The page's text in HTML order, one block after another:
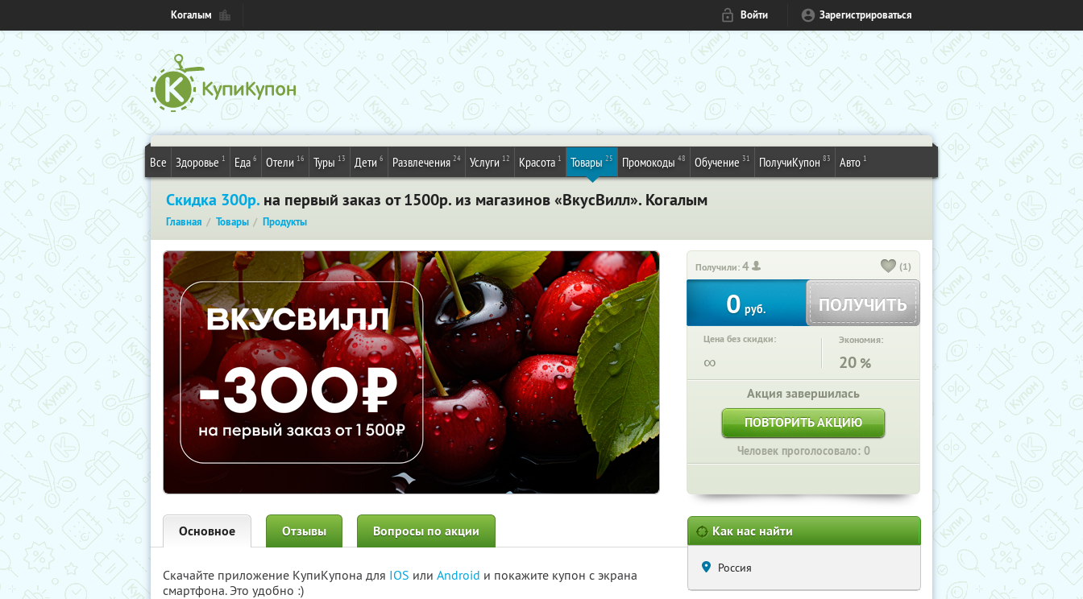
Когалым Войти Зарегистрироваться
Все Здоровье 1 Еда 6 Отели 16 Туры 13 Дети 6 Развлечения 24 Услуги 12 Красота 1 Товары 25 Промокоды 48 Обучение 31 ПолучиКупон 83 Авто 1
Скидка 300р. на первый заказ от 1500р. из магазинов «ВкусВилл». Когалым
Главная Товары Продукты
Получили:4 (1)
0 руб. ПОЛУЧИТЬ
Цена без скидки:
∞
Экономия:
20 %
Акция завершилась
ПОВТОРИТЬ АКЦИЮ
Человек проголосовало: 0
Основное Отзывы Вопросы по акции
Скачайте приложение КупиКупона для IOS или Android и покажите купон с экрана
смартфона. Это удобно :)
Как нас найти
Россия